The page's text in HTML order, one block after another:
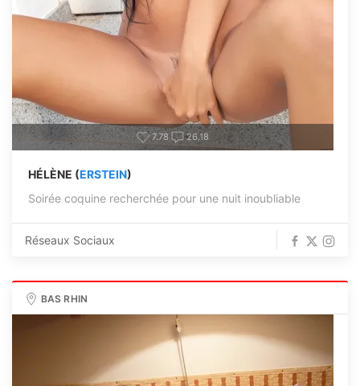
7.78 26.18
HÉLÈNE (ERSTEIN)
Soirée coquine recherchée pour une nuit inoubliable
Réseaux Sociaux
BAS RHIN